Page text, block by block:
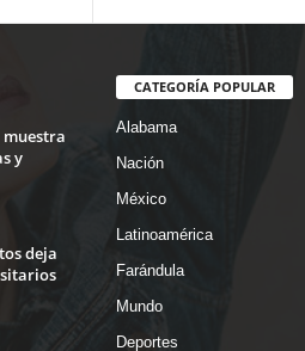
y
deja
CATEGORÍA POPULAR
Alabama
Nación
México
Latinoamérica
Farándula
Mundo
Deportes